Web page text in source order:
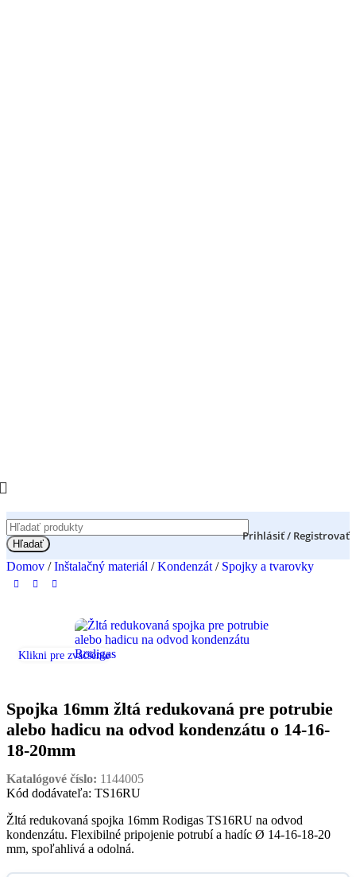
Hľadať
Prihlásiť / Registrovať
Domov / Inštalačný materiál / Kondenzát / Spojky a tvarovky
Klikni pre zväčšenie
Spojka 16mm žltá redukovaná pre potrubie
alebo hadicu na odvod kondenzátu o 14-16-
18-20mm
Katalógové číslo: 1144005
Kód dodávateľa: TS16RU
Žltá redukovaná spojka 16mm Rodigas TS16RU na odvod
kondenzátu. Flexibilné pripojenie potrubí a hadíc Ø 14-16-18-20
mm, spoľahlivá a odolná.